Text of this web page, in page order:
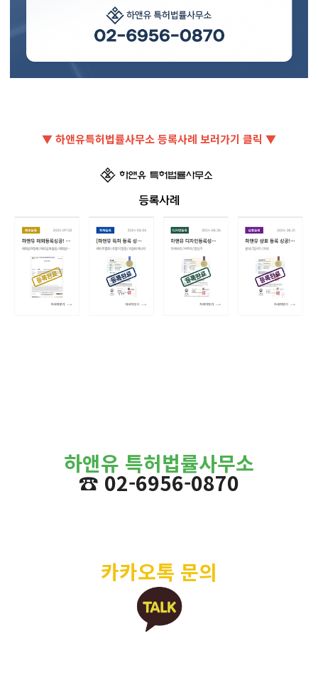
▼ 하앤유특허법률사무소 등록사례 보러가기 클릭 ▼
하앤유 특허법률사무소
☎ 02-6956-0870
카카오톡 문의